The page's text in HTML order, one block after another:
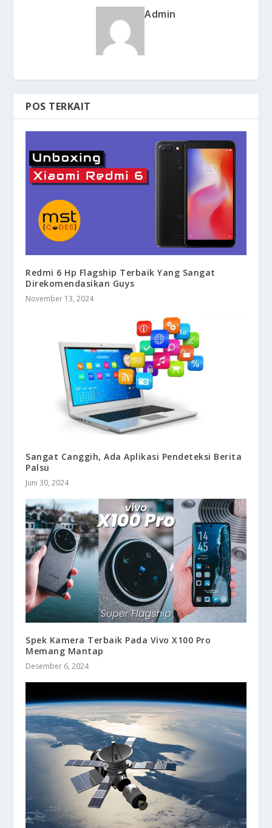
Admin
POS TERKAIT
Redmi 6 Hp Flagship Terbaik Yang Sangat
Direkomendasikan Guys
November 13, 2024
Sangat Canggih, Ada Aplikasi Pendeteksi Berita
Palsu
Juni 30, 2024
Spek Kamera Terbaik Pada Vivo X100 Pro
Memang Mantap
Desember 6, 2024